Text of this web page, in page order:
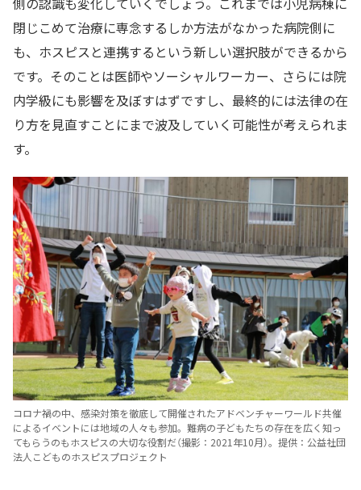
閉じこめて治療に専念するしか方法がなかった病院側に
も、ホスピスと連携するという新しい選択肢ができるから
です。そのことは医師やソーシャルワーカー、さらには院
内学級にも影響を及ぼすはずですし、最終的には法律の在
り方を見直すことにまで波及していく可能性が考えられま
す。
コロナ禍の中、感染対策を徹底して開催されたアドベンチャーワールド共催
によるイベントには地域の人々も参加。難病の子どもたちの存在を広く知っ
てもらうのもホスピスの大切な役割だ（撮影：2021年10月）。提供：公益社団
法人こどものホスピスプロジェクト